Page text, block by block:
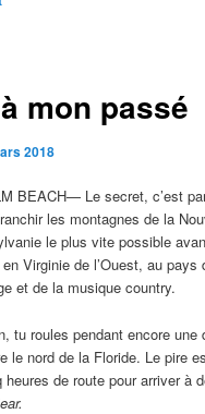
mon passé
2018
BEACH— Le secret, c’est
les montagnes de la
le plus vite possible
Virginie de l’Ouest, au
et de la musique country.
tu roules pendant encore une
le nord de la Floride. Le pire
de route pour arriver à